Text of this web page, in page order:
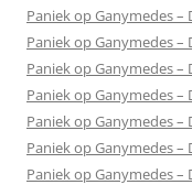
Paniek op Ganymedes –
Paniek op Ganymedes –
Paniek op Ganymedes –
Paniek op Ganymedes –
Paniek op Ganymedes –
Paniek op Ganymedes –
Paniek op Ganymedes –